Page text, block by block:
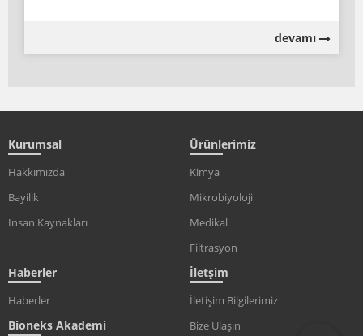
devamı
Kurumsal
Hakkımızda
Bayilik
İnsan Kaynakları
Ürünlerimiz
Kimya
Mikrobiyoloji
Medikal
Filtrasyon
Haberler
Haberler
Bioneks Akademi
İletşim
İletişim Bilgilerimiz
Bize Ulaşın